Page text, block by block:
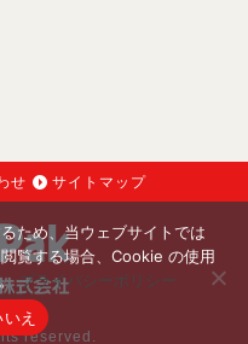
せ サイトマップ
reserved.
ため、当ウェブサイトでは
覧する場合、Cookie の使用
プライバシーポリシー
いえ